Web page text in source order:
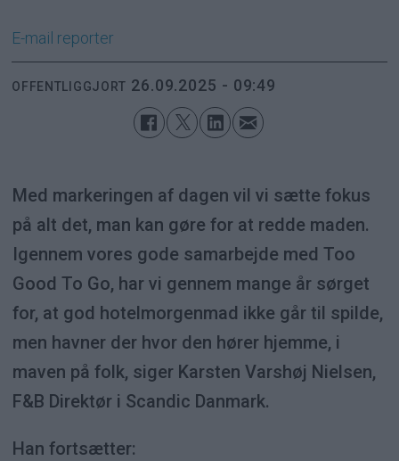
E-mail reporter
OFFENTLIGGJORT 26.09.2025 - 09:49
Med markeringen af dagen vil vi sætte fokus
på alt det, man kan gøre for at redde maden.
Igennem vores gode samarbejde med Too
Good To Go, har vi gennem mange år sørget
for, at god hotelmorgenmad ikke går til spilde,
men havner der hvor den hører hjemme, i
maven på folk, siger Karsten Varshøj Nielsen,
F&B Direktør i Scandic Danmark.
Han fortsætter: